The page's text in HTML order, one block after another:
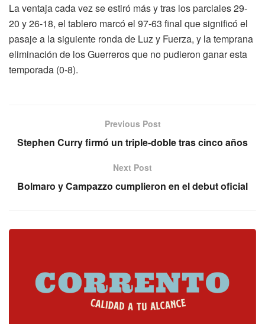
La ventaja cada vez se estiró más y tras los parciales 29-
20 y 26-18, el tablero marcó el 97-63 final que significó el
pasaje a la siguiente ronda de Luz y Fuerza, y la temprana
eliminación de los Guerreros que no pudieron ganar esta
temporada (0-8).
Previous Post
Stephen Curry firmó un triple-doble tras cinco años
Next Post
Bolmaro y Campazzo cumplieron en el debut oficial